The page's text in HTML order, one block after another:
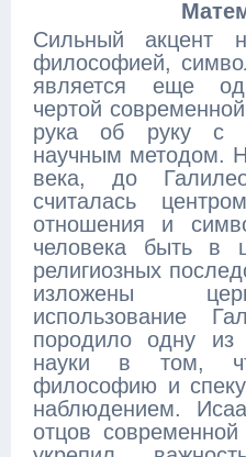
Сильный акцент
философией,
является еще
чертой
рука об руку с
научным методом.
века, до
считалась
отношения и
человека быть в
религиозных
изложены
использование
породило одну из
науки в том,
философию и
наблюдением.
отцов